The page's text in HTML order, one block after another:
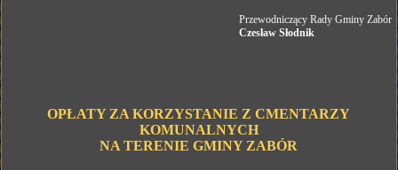
Przewodniczący Rady Gminy Zabór
Czesław Słodnik
OPŁATY ZA KORZYSTANIE Z CMENTARZY
KOMUNALNYCH
NA TERENIE GMINY ZABÓR